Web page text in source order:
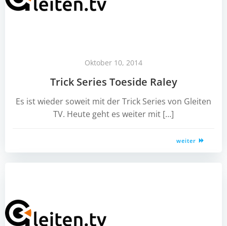
Oktober 10, 2014
Trick Series Toeside Raley
Es ist wieder soweit mit der Trick Series von Gleiten
TV. Heute geht es weiter mit […]
weiter